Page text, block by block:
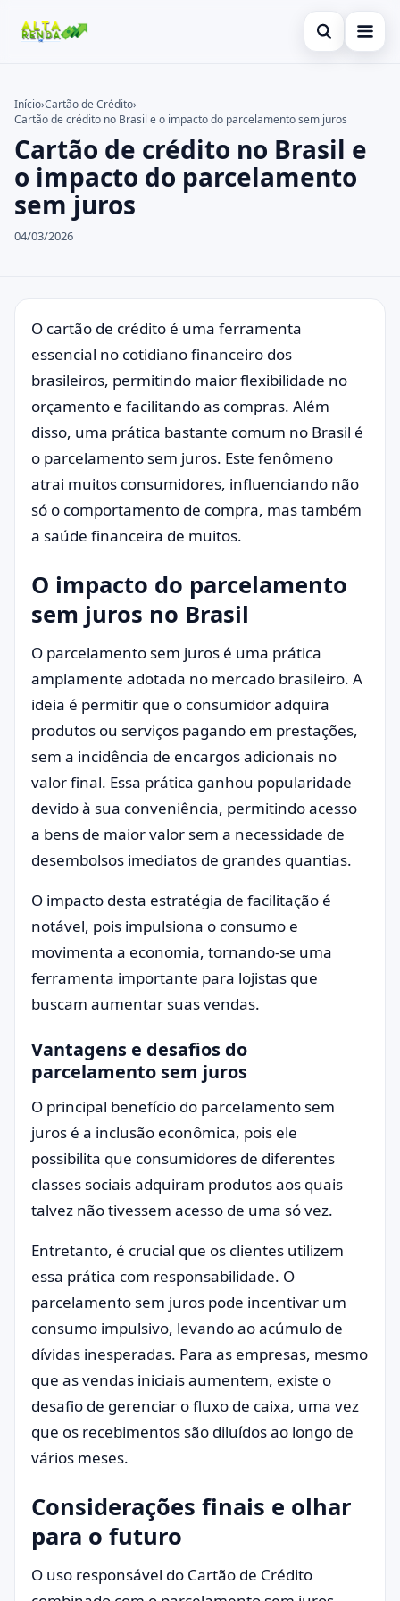
Abrir busca
Cartão de Crédito
Consignado
Conta Digital
Empréstimo
Imóvel
Legal
Buscar no site
Buscar por:
Pressione Enter para buscar ou ESC para fechar.
Início›Cartão de Crédito›
Cartão de crédito no Brasil e o impacto do parcelamento sem juros
Cartão de crédito no Brasil e
o impacto do parcelamento
sem juros
04/03/2026
O cartão de crédito é uma ferramenta
essencial no cotidiano financeiro dos
brasileiros, permitindo maior flexibilidade no
orçamento e facilitando as compras. Além
disso, uma prática bastante comum no Brasil é
o parcelamento sem juros. Este fenômeno
atrai muitos consumidores, influenciando não
só o comportamento de compra, mas também
a saúde financeira de muitos.
O impacto do parcelamento
sem juros no Brasil
O parcelamento sem juros é uma prática
amplamente adotada no mercado brasileiro. A
ideia é permitir que o consumidor adquira
produtos ou serviços pagando em prestações,
sem a incidência de encargos adicionais no
valor final. Essa prática ganhou popularidade
devido à sua conveniência, permitindo acesso
a bens de maior valor sem a necessidade de
desembolsos imediatos de grandes quantias.
O impacto desta estratégia de facilitação é
notável, pois impulsiona o consumo e
movimenta a economia, tornando-se uma
ferramenta importante para lojistas que
buscam aumentar suas vendas.
Vantagens e desafios do
parcelamento sem juros
O principal benefício do parcelamento sem
juros é a inclusão econômica, pois ele
possibilita que consumidores de diferentes
classes sociais adquiram produtos aos quais
talvez não tivessem acesso de uma só vez.
Entretanto, é crucial que os clientes utilizem
essa prática com responsabilidade. O
parcelamento sem juros pode incentivar um
consumo impulsivo, levando ao acúmulo de
dívidas inesperadas. Para as empresas, mesmo
que as vendas iniciais aumentem, existe o
desafio de gerenciar o fluxo de caixa, uma vez
que os recebimentos são diluídos ao longo de
vários meses.
Considerações finais e olhar
para o futuro
O uso responsável do Cartão de Crédito